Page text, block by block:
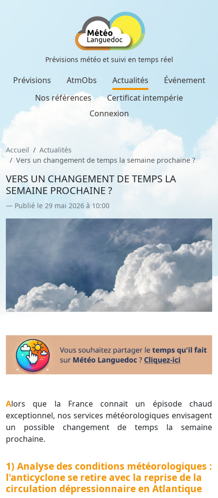
Prévisions météo et suivi en temps réel
Prévisions AtmObs Actualités
Événement
Nos références
Certificat intempérie
Connexion
Accueil
Actualités
Vers un changement de temps la semaine prochaine ?
VERS UN CHANGEMENT DE TEMPS LA
SEMAINE PROCHAINE ?
Publié le 29 mai 2026 à 10:00
Alors que la France connait un épisode chaud
exceptionnel, nos services météorologiques envisagent
un possible changement de temps la semaine
prochaine.
1) Analyse des conditions météorologiques :
l'anticyclone se retire avec la reprise de la
circulation dépressionnaire en Atlantique